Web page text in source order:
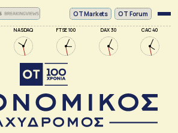
NASDAQ FTSE 100 DAX 30 CAC 40
ΟΤ Markets OT Forum